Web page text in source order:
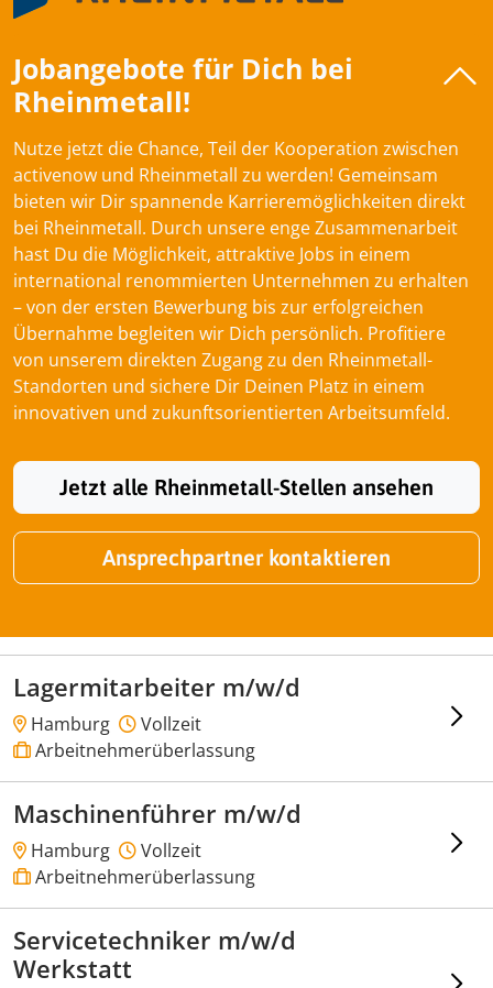
Jobangebote für Dich bei
Rheinmetall!
Nutze jetzt die Chance, Teil der Kooperation zwischen
activenow und Rheinmetall zu werden! Gemeinsam
bieten wir Dir spannende Karrieremöglichkeiten direkt
bei Rheinmetall. Durch unsere enge Zusammenarbeit
hast Du die Möglichkeit, attraktive Jobs in einem
international renommierten Unternehmen zu erhalten
– von der ersten Bewerbung bis zur erfolgreichen
Übernahme begleiten wir Dich persönlich. Profitiere
von unserem direkten Zugang zu den Rheinmetall-
Standorten und sichere Dir Deinen Platz in einem
innovativen und zukunftsorientierten Arbeitsumfeld.
Jetzt alle Rheinmetall-Stellen ansehen
Ansprechpartner kontaktieren
Lagermitarbeiter m/w/d
Hamburg
Vollzeit
Arbeitnehmerüberlassung
Maschinenführer m/w/d
Hamburg
Vollzeit
Arbeitnehmerüberlassung
Servicetechniker m/w/d
Werkstatt